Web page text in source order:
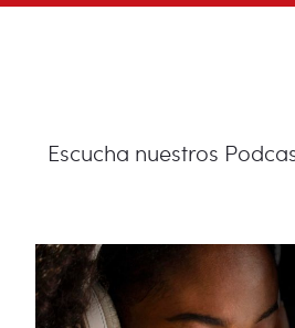
Escucha nuestros